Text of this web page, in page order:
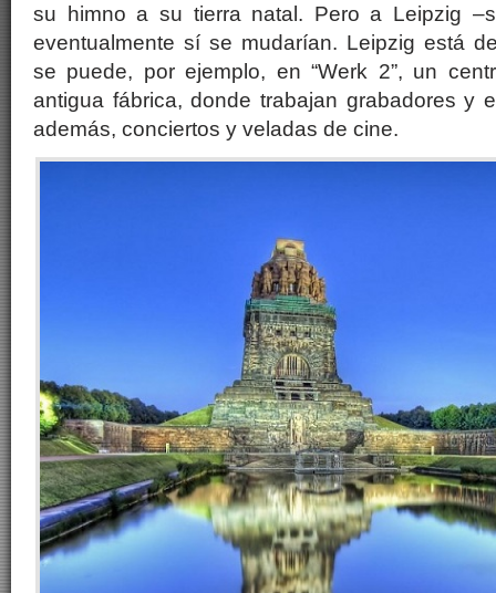
su himno a su tierra natal. Pero a Leipzig
eventualmente sí se mudarían. Leipzig está
se puede, por ejemplo, en “Werk 2”, un
antigua fábrica, donde trabajan grabadores y
además, conciertos y veladas de cine.